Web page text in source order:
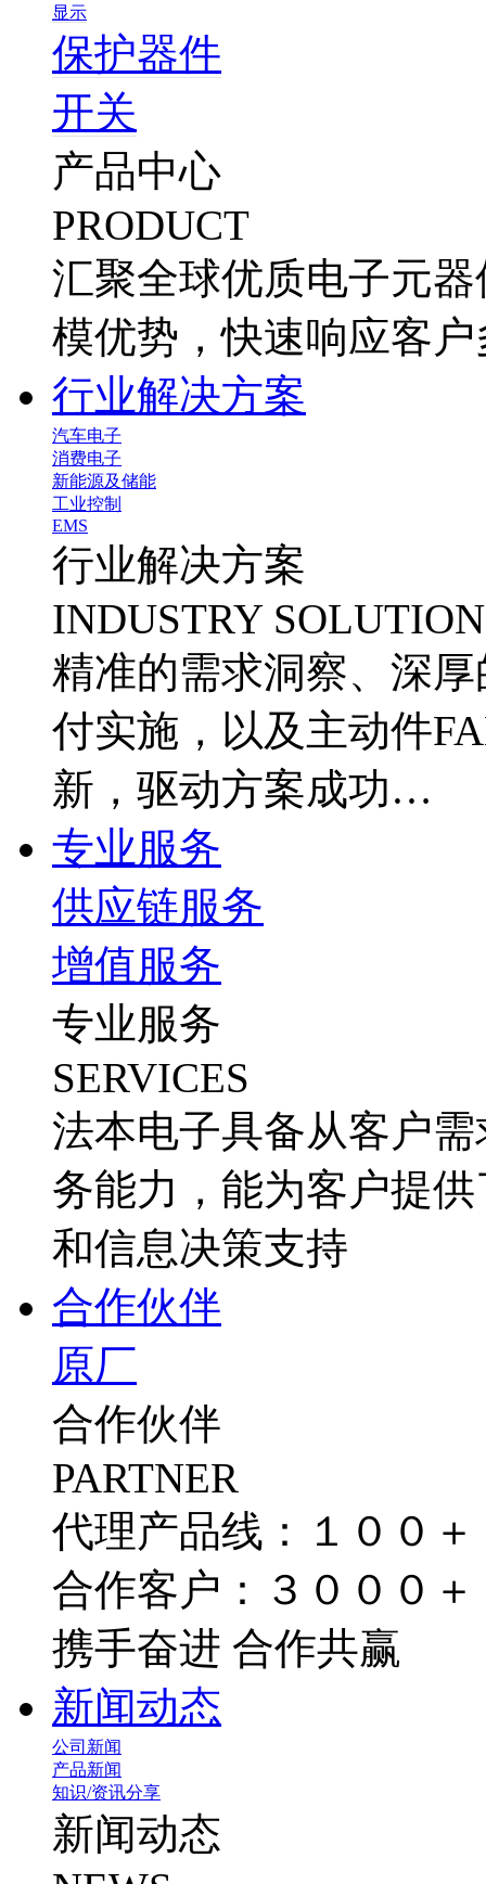
显示
保护器件
开关
产品中心
PRODUCT
汇聚全球优质电子元
模优势，快速响应客
行业解决方案
汽车电子
消费电子
新能源及储能
工业控制
EMS
行业解决方案
INDUSTRY
精准的需求洞察、深
付实施，以及主动件
新，驱动方案成功…
专业服务
供应链服务
增值服务
专业服务
SERVICES
法本电子具备从客户
务能力，能为客户提
和信息决策支持
合作伙伴
原厂
合作伙伴
PARTNER
代理产品线：１００＋
合作客户：３０００＋
携手奋进 合作共赢
新闻动态
公司新闻
产品新闻
知识/资讯分享
新闻动态